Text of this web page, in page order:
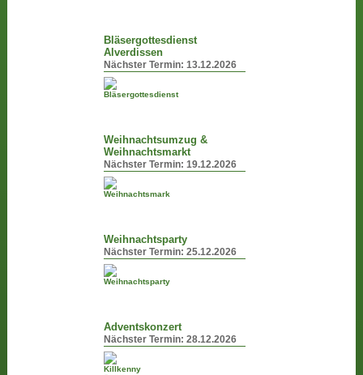
Bläsergottesdienst
Alverdissen
Nächster Termin:13.12.2026
Weihnachtsumzug &
Weihnachtsmarkt
Nächster Termin:19.12.2026
Weihnachtsparty
Nächster Termin:25.12.2026
Adventskonzert
Nächster Termin:28.12.2026